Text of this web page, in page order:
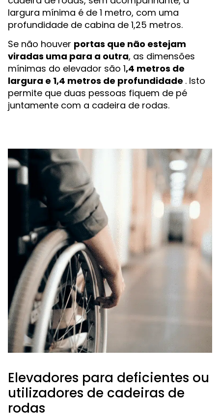
largura mínima é de 1 metro, com uma
profundidade de cabina de 1,25 metros.
Se não houver portas que não estejam
viradas uma para a outra, as dimensões
mínimas do elevador são 1,4 metros de
largura e 1,4 metros de profundidade . Isto
permite que duas pessoas fiquem de pé
juntamente com a cadeira de rodas.
Elevadores para deficientes ou
utilizadores de cadeiras de
rodas